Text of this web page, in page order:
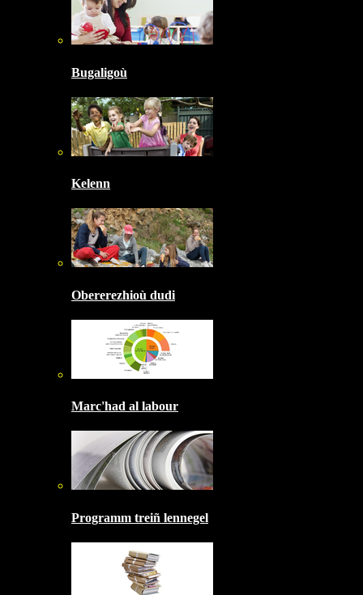
Bugaligoù
Kelenn
Obererezhioù dudi
Marc'had al labour
Programm treiñ lennegel